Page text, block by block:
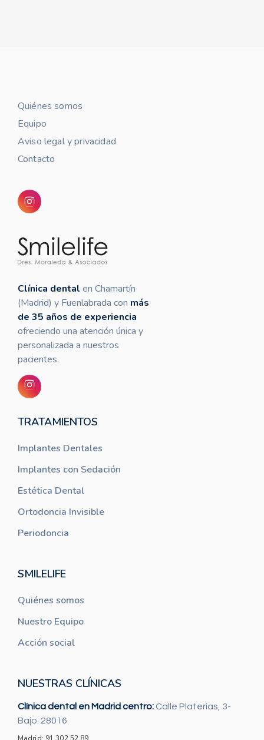
Quiénes somos
Equipo
Aviso legal y privacidad
Contacto
Clínica dental en Chamartín
(Madrid) y Fuenlabrada con más
de 35 años de experiencia
ofreciendo una atención única y
personalizada a nuestros
pacientes.
TRATAMIENTOS
Implantes Dentales
Implantes con Sedación
Estética Dental
Ortodoncia Invisible
Periodoncia
SMILELIFE
Quiénes somos
Nuestro Equipo
Acción social
NUESTRAS CLÍNICAS
Clínica dental en Madrid centro: Calle Platerías, 3-
Bajo. 28016